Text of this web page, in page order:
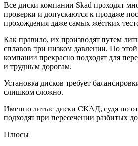
Все диски компании Skad проходят
проверки и допускаются к продаже
прохождения даже самых жёстких
Как правило, их производят путем
сплавов при низком давлении. По
компании прекрасно подходят для
и трудным дорогам.
Установка дисков требует
слишком сложно.
Именно литые диски СКАД, судя по
подходят при пересечении разбитых
Плюсы